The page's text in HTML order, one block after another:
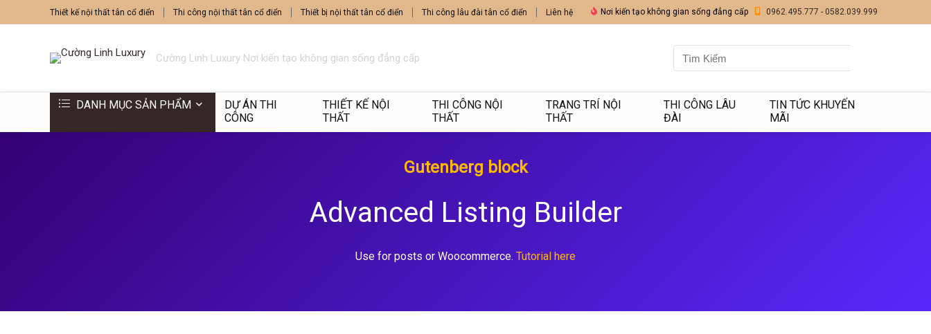
Thiết kế nội thất tân cổ điển Thi công nội thất tân cổ điển Thiết bị nội thất tân cổ điển Thi công lâu đài tân cổ điển Liên hệ Nơi kiến tạo không gian sống đẳng cấp 0962.495.777 - 0582.039.999
Cường Linh Luxury Nơi kiến tạo không gian sống đẳng cấp
DANH MỤC SẢN PHẨM
DỰ ÁN THI
CÔNG
THIẾT KẾ NỘI
THẤT
THI CÔNG NỘI
THẤT
TRANG TRÍ NỘI
THẤT
THI CÔNG LÂU
ĐÀI
TIN TỨC KHUYẾN
MÃI
Gutenberg block
Advanced Listing Builder
Use for posts or Woocommerce. Tutorial here